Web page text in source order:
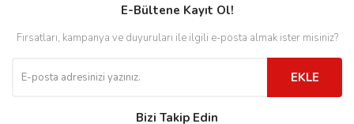
E-Bültene Kayıt Ol!
Fırsatları, kampanya ve duyuruları ile ilgili e-posta almak ister misiniz?
EKLE
Bizi Takip Edin